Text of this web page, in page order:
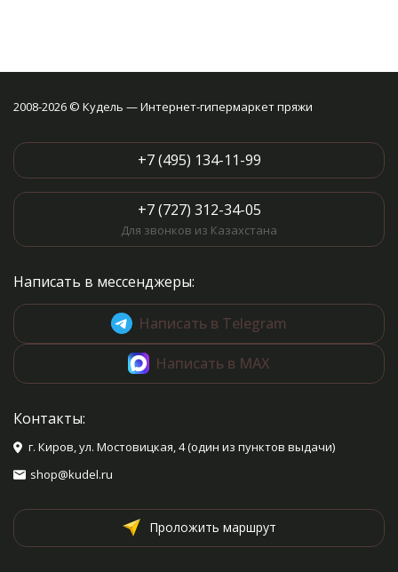
2008-2026 © Кудель — Интернет-гипермаркет пряжи
+7 (495) 134-11-99
+7 (727) 312-34-05
Для звонков из Казахстана
Написать в мессенджеры:
Написать в Telegram
Написать в MAX
Контакты:
г. Киров, ул. Мостовицкая, 4 (один из пунктов выдачи)
shop@kudel.ru
Проложить маршрут